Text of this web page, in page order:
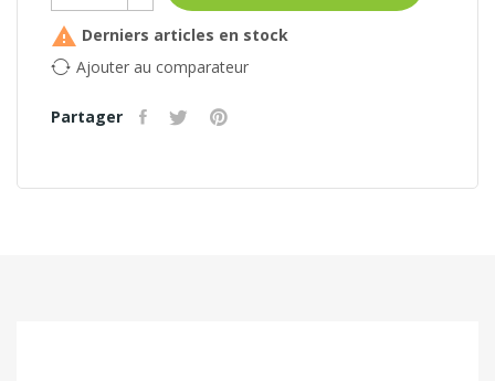
 Derniers articles en stock
Ajouter au comparateur
Partager